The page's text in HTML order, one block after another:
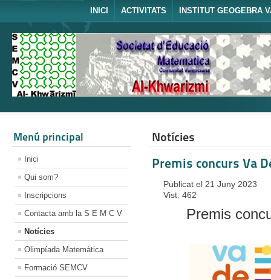
INICI ACTIVITATS INSTITUT GEOGEBRA
Menú principal
Inici
Qui som?
Inscripcions
Contacta amb la S E M C V
Notícies
Olimpíada Matemàtica
Formació SEMCV
Notícies
Premis concurs Va
Publicat el 21 Juny 2023
Vist: 462
Premis